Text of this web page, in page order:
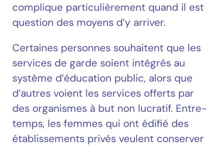
complique particulièrement quand il est
question des moyens d’y arriver.
Certaines personnes souhaitent que les
services de garde soient intégrés au
système d’éducation public, alors que
d’autres voient les services offerts par
des organismes à but non lucratif. Entre-
temps, les femmes qui ont édifié des
établissements privés veulent conserver